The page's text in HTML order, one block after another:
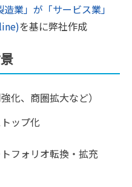
業」が「サービス業」
を基に弊社作成
化、商圏拡大など）
ップ化
フォリオ転換・拡充